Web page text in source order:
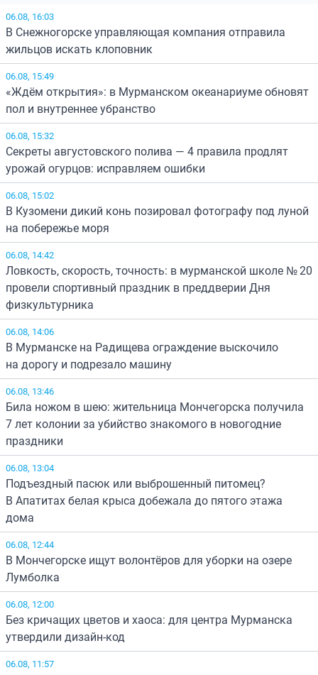
06.08, 16:03
В Снежногорске управляющая компания отправила
жильцов искать клоповник
06.08, 15:49
«Ждём открытия»: в Мурманском океанариуме обновят
пол и внутреннее убранство
06.08, 15:32
Секреты августовского полива — 4 правила продлят
урожай огурцов: исправляем ошибки
06.08, 15:02
В Кузомени дикий конь позировал фотографу под луной
на побережье моря
06.08, 14:42
Ловкость, скорость, точность: в мурманской школе № 20
провели спортивный праздник в преддверии Дня
физкультурника
06.08, 14:06
В Мурманске на Радищева ограждение выскочило
на дорогу и подрезало машину
06.08, 13:46
Била ножом в шею: жительница Мончегорска получила
7 лет колонии за убийство знакомого в новогодние
праздники
06.08, 13:04
Подъездный пасюк или выброшенный питомец?
В Апатитах белая крыса добежала до пятого этажа
дома
06.08, 12:44
В Мончегорске ищут волонтёров для уборки на озере
Лумболка
06.08, 12:00
Без кричащих цветов и хаоса: для центра Мурманска
утвердили дизайн-код
06.08, 11:57